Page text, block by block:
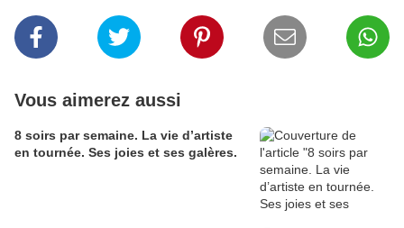
Vous aimerez aussi
8 soirs par semaine. La vie d’artiste
en tournée. Ses joies et ses galères.